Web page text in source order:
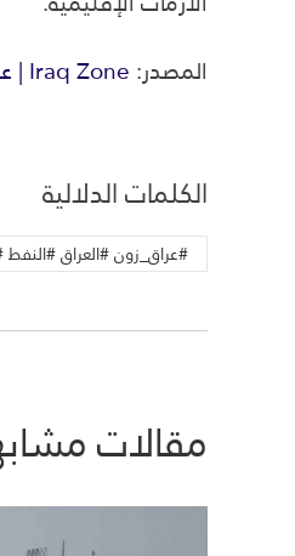
المصدر:Iraq Zone | عراق زون
الكلمات الدلالية
#عراق_زون #العراق
مقالات